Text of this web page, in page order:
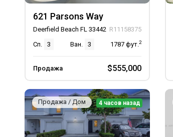
621 Parsons Way
Deerfield Beach FL 33442 R11158375
Сп.
3 Ван. 3 1787фут.2
Продажа $555,000
Продажа / Дом 4 часов назад